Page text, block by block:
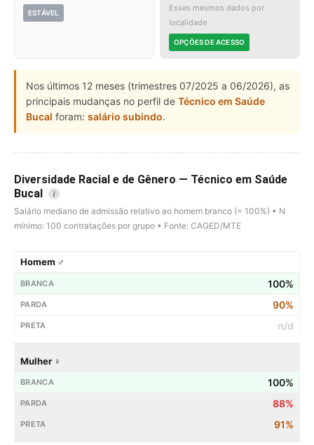
ESTÁVEL
Esses mesmos dados por
localidade
OPÇÕES DE ACESSO
Nos últimos 12 meses (trimestres 07/2025 a 06/2026), as
principais mudanças no perfil de Técnico em Saúde
Bucal foram: salário subindo.
Diversidade Racial e de Gênero — Técnico em Saúde
Bucal
i
Salário mediano de admissão relativo ao homem branco (= 100%) • N
mínimo: 100 contratações por grupo • Fonte: CAGED/MTE
Homem ♂
100%
90%
n/d
Mulher ♀
100%
88%
91%